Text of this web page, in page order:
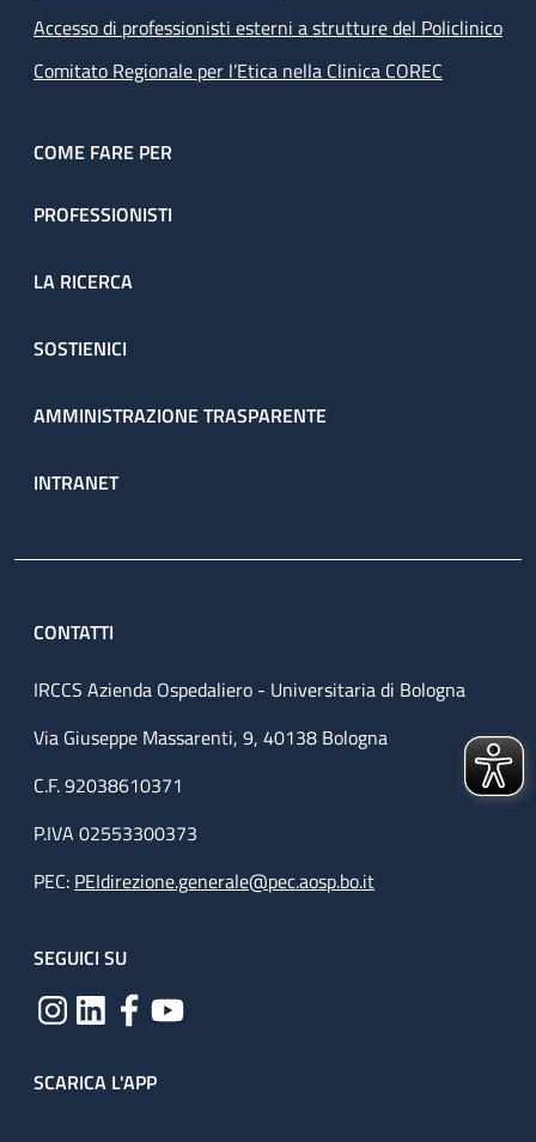
Accesso di professionisti esterni a strutture del Policlinico
Comitato Regionale per l’Etica nella Clinica COREC
COME FARE PER
PROFESSIONISTI
LA RICERCA
SOSTIENICI
AMMINISTRAZIONE TRASPARENTE
INTRANET
CONTATTI
IRCCS Azienda Ospedaliero - Universitaria di Bologna
Via Giuseppe Massarenti, 9, 40138 Bologna
C.F. 92038610371
P.IVA 02553300373
PEC: PEIdirezione.generale@pec.aosp.bo.it
SEGUICI SU
SCARICA L'APP